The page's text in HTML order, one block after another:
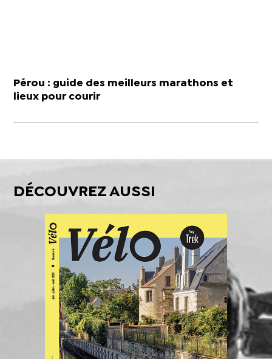
Pérou : guide des meilleurs marathons et
lieux pour courir
DÉCOUVREZ AUSSI